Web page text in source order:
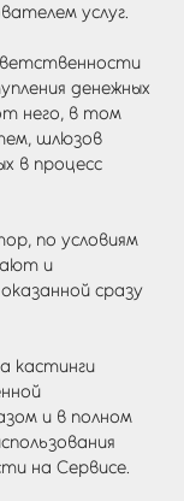
услуг.
денежных
него, в том
шлюзов
в процесс
по условиям
и
сразу
кастинги
и в полном
на Сервисе.